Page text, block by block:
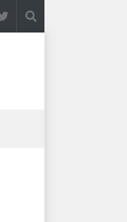
OSTOJIĆ: Moj karakter je